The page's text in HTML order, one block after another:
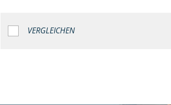
VERGLEICHEN